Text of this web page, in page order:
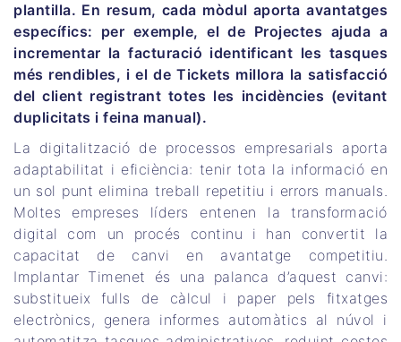
plantilla. En resum, cada mòdul aporta avantatges
específics: per exemple, el de Projectes ajuda a
incrementar la facturació identificant les tasques
més rendibles, i el de Tickets millora la satisfacció
del client registrant totes les incidències (evitant
duplicitats i feina manual).
La digitalització de processos empresarials aporta
adaptabilitat i eficiència: tenir tota la informació en
un sol punt elimina treball repetitiu i errors manuals.
Moltes empreses líders entenen la transformació
digital com un procés continu i han convertit la
capacitat de canvi en avantatge competitiu.
Implantar Timenet és una palanca d’aquest canvi:
substitueix fulls de càlcul i paper pels fitxatges
electrònics, genera informes automàtics al núvol i